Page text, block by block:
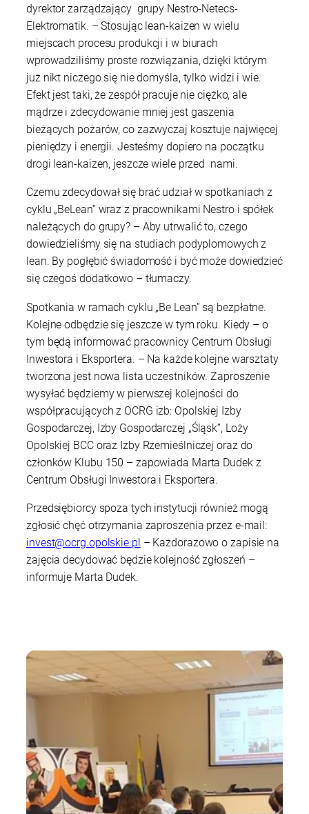
dyrektor zarządzający grupy Nestro-Netecs-
Elektromatik. – Stosując lean-kaizen w wielu
miejscach procesu produkcji i w biurach
wprowadziliśmy proste rozwiązania, dzięki którym
już nikt niczego się nie domyśla, tylko widzi i wie.
Efekt jest taki, że zespół pracuje nie ciężko, ale
mądrze i zdecydowanie mniej jest gaszenia
bieżących pożarów, co zazwyczaj kosztuje najwięcej
pieniędzy i energii. Jesteśmy dopiero na początku
drogi lean-kaizen, jeszcze wiele przed nami.
Czemu zdecydował się brać udział w spotkaniach z
cyklu „BeLean” wraz z pracownikami Nestro i spółek
należących do grupy? – Aby utrwalić to, czego
dowiedzieliśmy się na studiach podyplomowych z
lean. By pogłębić świadomość i być może dowiedzieć
się czegoś dodatkowo – tłumaczy.
Spotkania w ramach cyklu „Be Lean” są bezpłatne.
Kolejne odbędzie się jeszcze w tym roku. Kiedy – o
tym będą informować pracownicy Centrum Obsługi
Inwestora i Eksportera. – Na każde kolejne warsztaty
tworzona jest nowa lista uczestników. Zaproszenie
wysyłać będziemy w pierwszej kolejności do
współpracujących z OCRG izb: Opolskiej Izby
Gospodarczej, Izby Gospodarczej „Śląsk”, Loży
Opolskiej BCC oraz Izby Rzemieślniczej oraz do
członków Klubu 150 – zapowiada Marta Dudek z
Centrum Obsługi Inwestora i Eksportera.
Przedsiębiorcy spoza tych instytucji również mogą
zgłosić chęć otrzymania zaproszenia przez e-mail:
invest@ocrg.opolskie.pl – Każdorazowo o zapisie na
zajęcia decydować będzie kolejność zgłoszeń –
informuje Marta Dudek.